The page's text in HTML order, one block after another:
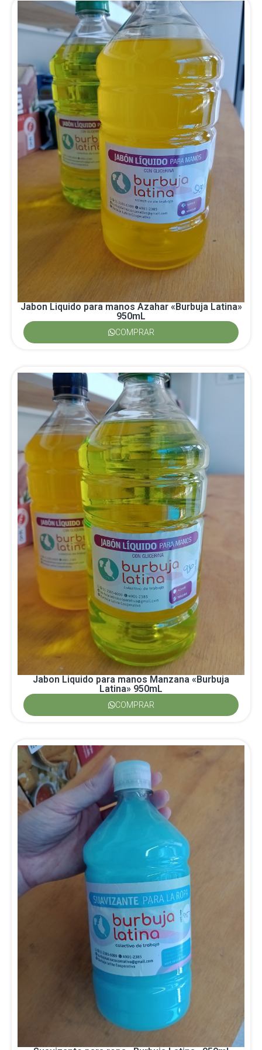
Jabon Liquido para manos Azahar «Burbuja Latina»
950mL
COMPRAR
Jabon Liquido para manos Manzana «Burbuja
Latina» 950mL
COMPRAR